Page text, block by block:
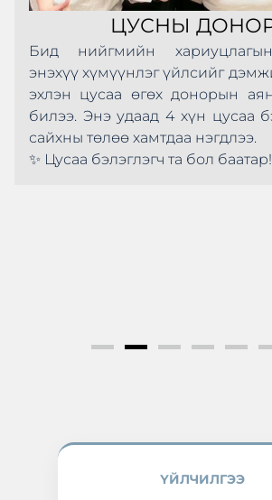
ЦУСНЫ
Бид нийгмийн
энэхүү хүмүүнлэг үйлсийг
эхлэн цусаа өгөх донорын
билээ. Энэ удаад 4 хүн цусаа
сайхны төлөө хамтдаа нэгдлээ.
✨ Цусаа бэлэглэгч та бол баатар!
ҮЙЛЧИЛГЭЭ